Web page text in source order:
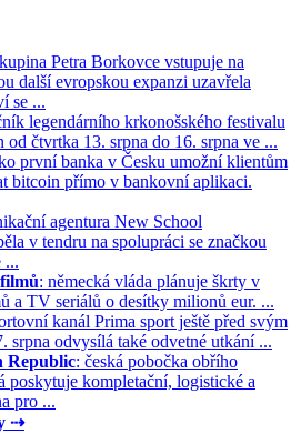
Petra Borkovce vstupuje na
další evropskou expanzi uzavřela
se ...
legendárního krkonošského festivalu
od čtvrtka 13. srpna do 16. srpna ve ...
první banka v Česku umožní klientům
bitcoin přímo v bankovní aplikaci.
agentura New School
v tendru na spolupráci se značkou
...
: německá vláda plánuje škrty v
a TV seriálů o desítky milionů eur. ...
kanál Prima sport ještě před svým
srpna odvysílá také odvetné utkání ...
Republic: česká pobočka obřího
poskytuje kompletační, logistické a
pro ...
⇢